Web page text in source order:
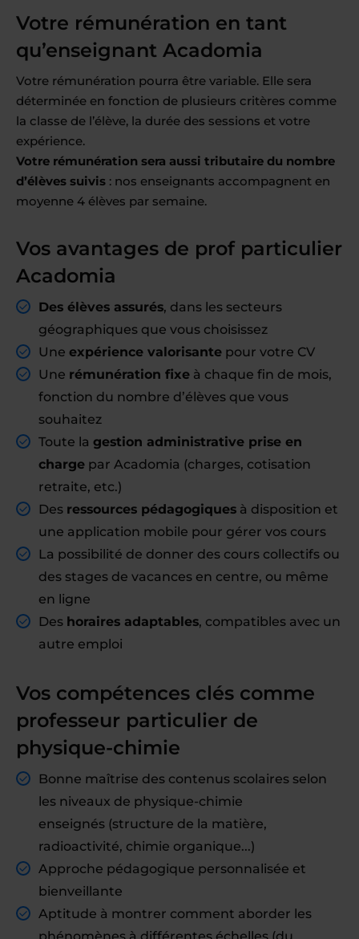
Votre rémunération en tant
qu’enseignant Acadomia
Votre rémunération pourra être variable. Elle sera
déterminée en fonction de plusieurs critères comme
la classe de l’élève, la durée des sessions et votre
expérience.
Votre rémunération sera aussi tributaire du nombre
d’élèves suivis : nos enseignants accompagnent en
moyenne 4 élèves par semaine.
Vos avantages de prof particulier
Acadomia
Des élèves assurés, dans les secteurs
géographiques que vous choisissez
Une expérience valorisante pour votre CV
Une rémunération fixe à chaque fin de mois,
fonction du nombre d’élèves que vous
souhaitez
Toute la gestion administrative prise en
charge par Acadomia (charges, cotisation
retraite, etc.)
Des ressources pédagogiques à disposition et
une application mobile pour gérer vos cours
La possibilité de donner des cours collectifs ou
des stages de vacances en centre, ou même
en ligne
Des horaires adaptables, compatibles avec un
autre emploi
Vos compétences clés comme
professeur particulier de
physique-chimie
Bonne maîtrise des contenus scolaires selon
les niveaux de physique-chimie
enseignés (structure de la matière,
radioactivité, chimie organique...)
Approche pédagogique personnalisée et
bienveillante
Aptitude à montrer comment aborder les